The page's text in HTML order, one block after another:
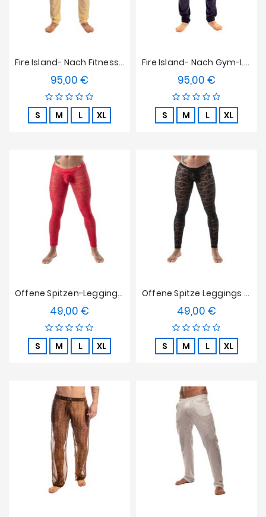
Fire Island- Nach Fitness-Loungehosen L'Homme Unsichtbares Licht Zitrone
95,00 €
S M L XL
Fire Island- Nach Gym-Loungehosen L'Homme Invisible Marine
95,00 €
S M L XL
Offene Spitzen-Leggings Fluid Tof Paris - Rot
49,00 €
S M L XL
Offene Spitze Leggings Fluid Tof Paris - Schwarz
49,00 €
S M L XL